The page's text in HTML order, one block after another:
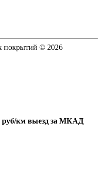
покрытий © 2026
руб/км выезд за МКАД